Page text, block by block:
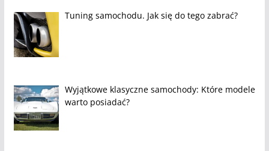
Tuning samochodu. Jak się do tego zabrać?
Wyjątkowe klasyczne samochody: Które modele
warto posiadać?